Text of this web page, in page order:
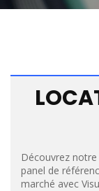
Découvrez
panel de
marché avec